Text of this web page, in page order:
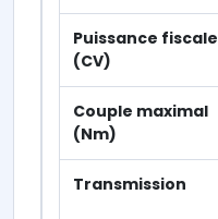
Puissance fiscale
(CV)
Couple maximal
(Nm)
Transmission